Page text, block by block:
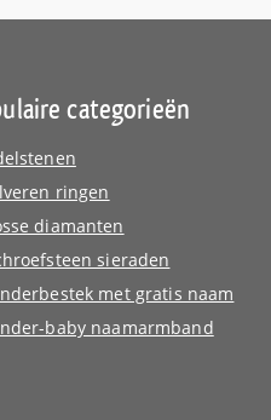
categorieën
ringen
diamanten
sieraden
met gratis naam
baby naamarmband